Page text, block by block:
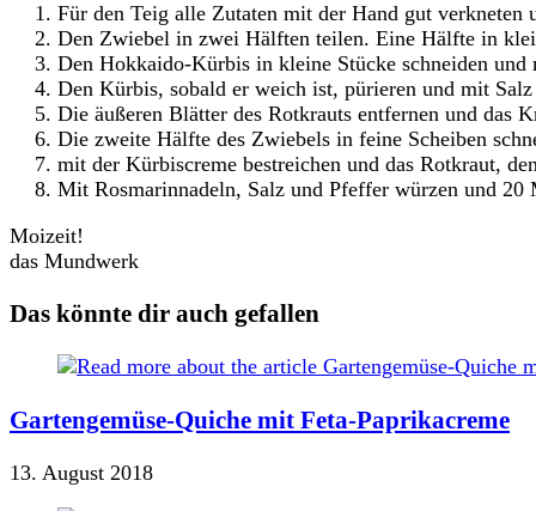
Für den Teig alle Zutaten mit der Hand gut verkneten
Den Zwiebel in zwei Hälften teilen. Eine Hälfte in
Den Hokkaido-Kürbis in kleine Stücke schneiden und
Den Kürbis, sobald er weich ist, pürieren und mit
Die äußeren Blätter des Rotkrauts entfernen und das
Die zweite Hälfte des Zwiebels in feine Scheiben
mit der Kürbiscreme bestreichen und das Rotkraut,
Mit Rosmarinnadeln, Salz und Pfeffer würzen und 20
Moizeit!
das Mundwerk
Das könnte dir auch gefallen
Gartengemüse-Quiche mit Feta-Paprikacreme
13. August 2018